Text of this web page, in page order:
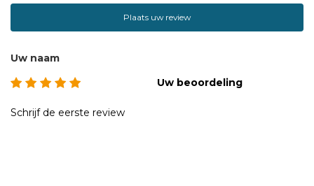
Plaats uw review
Uw naam
Uw beoordeling
Schrijf de eerste review